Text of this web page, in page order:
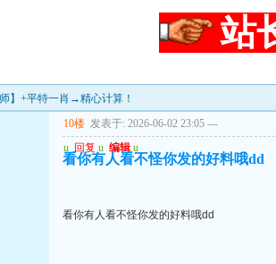
站
】+平特一肖→精心计算！
10楼 发表于: 2026-06-02 23:05 ---
u 回复 u 编辑 u
看你有人看不怪你发的好料哦dd
看你有人看不怪你发的好料哦dd